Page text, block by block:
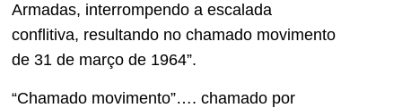
Armadas, interrompendo a escalada
conflitiva, resultando no chamado movimento
de 31 de março de 1964”.
“Chamado movimento”…. chamado por